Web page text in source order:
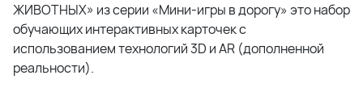
ЖИВОТНЫХ» из серии «Мини-игры в дорогу» это набор
обучающих интерактивных карточек с
использованием технологий 3D и AR (дополненной
реальности).